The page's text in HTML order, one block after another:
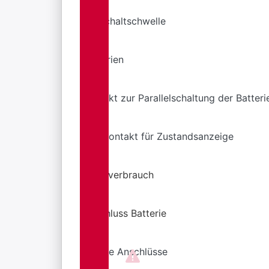
Ausschaltschwelle
Batterien
Kontakt zur Parallelschaltung der
Hilfskontakt für Zustandsanzeige
Eigenverbrauch
Anschluss Batterie
andere Anschlüsse